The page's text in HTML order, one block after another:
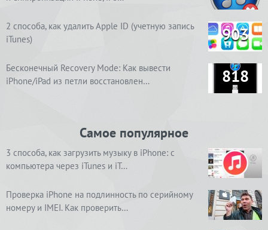
2 способа, как удалить Apple ID (учетную запись
iTunes)
903
Бесконечный Recovery Mode: Как вывести
iPhone/iPad из петли восстановлен…
818
Самое популярное
3 способа, как загрузить музыку в iPhone: с
компьютера через iTunes и iT…
Проверка iPhone на подлинность по серийному
номеру и IMEI. Как проверить…